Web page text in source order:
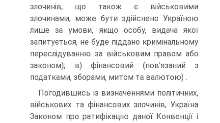
злочинів, що також є військовими
злочинами, може бути здійснено Україною
лише за умови, якщо особу, видача якої
запитується, не буде піддано кримінальному
переслідуванню за військовим правом або
законом); в) фінансовий (пов'язаний з
податками, зборами, митом та валютою) .
Погодившись із визначеннями політичних,
військових та фінансових злочинів, Україна
Законом про ратифікацію даної Конвенції і